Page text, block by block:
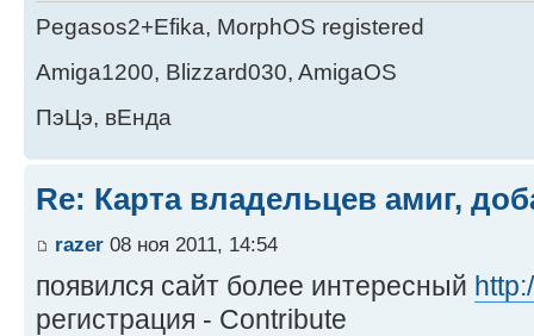
Pegasos2+Efika, MorphOS registered
Amiga1200, Blizzard030, AmigaOS
ПэЦэ, вЕнда
Re: Карта владельцев амиг,
razer 08 ноя 2011, 14:54
появился сайт более интересный
регистрация - Contribute